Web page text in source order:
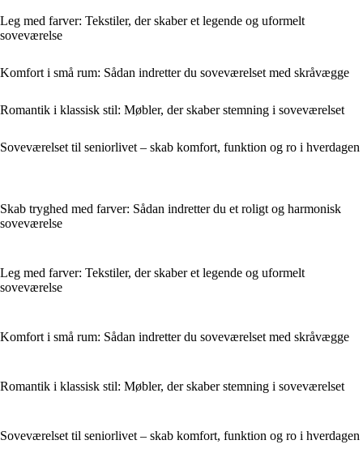
Leg med farver: Tekstiler, der skaber et legende og uformelt
soveværelse
Komfort i små rum: Sådan indretter du soveværelset med skråvægge
Romantik i klassisk stil: Møbler, der skaber stemning i soveværelset
Soveværelset til seniorlivet – skab komfort, funktion og ro i hverdagen
Skab tryghed med farver: Sådan indretter du et roligt og harmonisk
soveværelse
Leg med farver: Tekstiler, der skaber et legende og uformelt
soveværelse
Komfort i små rum: Sådan indretter du soveværelset med skråvægge
Romantik i klassisk stil: Møbler, der skaber stemning i soveværelset
Soveværelset til seniorlivet – skab komfort, funktion og ro i hverdagen